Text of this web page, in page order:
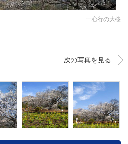
一心行の大桜
次の写真を見る